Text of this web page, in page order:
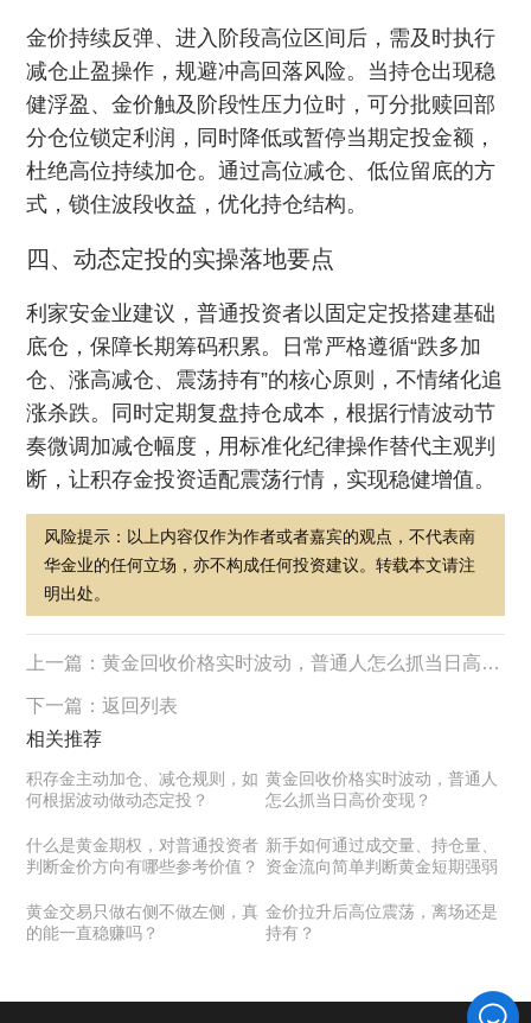
金价持续反弹、进入阶段高位区间后，需及时执行
减仓止盈操作，规避冲高回落风险。当持仓出现稳
健浮盈、金价触及阶段性压力位时，可分批赎回部
分仓位锁定利润，同时降低或暂停当期定投金额，
杜绝高位持续加仓。通过高位减仓、低位留底的方
式，锁住波段收益，优化持仓结构。
四、动态定投的实操落地要点
利家安金业建议，普通投资者以固定定投搭建基础
底仓，保障长期筹码积累。日常严格遵循“跌多加
仓、涨高减仓、震荡持有”的核心原则，不情绪化追
涨杀跌。同时定期复盘持仓成本，根据行情波动节
奏微调加减仓幅度，用标准化纪律操作替代主观判
断，让积存金投资适配震荡行情，实现稳健增值。
风险提示：以上内容仅作为作者或者嘉宾的观点，不代表南
华金业的任何立场，亦不构成任何投资建议。转载本文请注
明出处。
上一篇：黄金回收价格实时波动，普通人怎么抓当日高价变现？
下一篇：返回列表
相关推荐
积存金主动加仓、减仓规则，如
何根据波动做动态定投？
黄金回收价格实时波动，普通人
怎么抓当日高价变现？
什么是黄金期权，对普通投资者
判断金价方向有哪些参考价值？
新手如何通过成交量、持仓量、
资金流向简单判断黄金短期强弱
黄金交易只做右侧不做左侧，真
的能一直稳赚吗？
金价拉升后高位震荡，离场还是
持有？